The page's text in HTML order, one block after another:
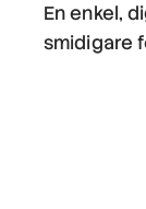
En enkel,
smidigare